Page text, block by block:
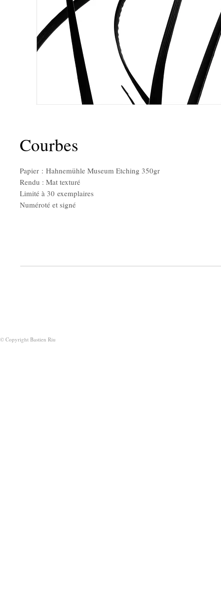
Courbes
Papier : Hahnemühle Museum Etching 350gr
Rendu : Mat texturé
Limité à 30 exemplaires
Numéroté et signé
© Copyright Bastien Riu